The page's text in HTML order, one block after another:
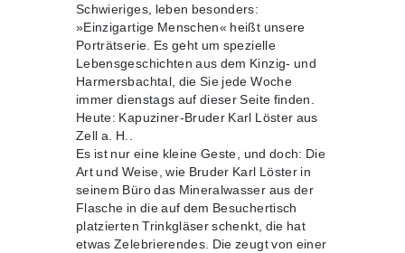
Schwieriges, leben besonders:
»Einzigartige Menschen« heißt unsere
Porträtserie. Es geht um spezielle
Lebensgeschichten aus dem Kinzig- und
Harmersbachtal, die Sie jede Woche
immer dienstags auf dieser Seite finden.
Heute: Kapuziner-Bruder Karl Löster aus
Zell a. H..
Es ist nur eine kleine Geste, und doch: Die
Art und Weise, wie Bruder Karl Löster in
seinem Büro das Mineralwasser aus der
Flasche in die auf dem Besuchertisch
platzierten Trinkgläser schenkt, die hat
etwas Zelebrierendes. Die zeugt von einer